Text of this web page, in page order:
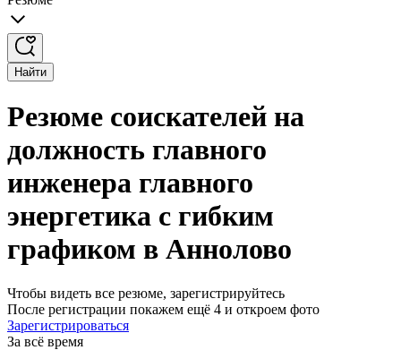
Найти
Резюме соискателей на
должность главного
инженера главного
энергетика с гибким
графиком в Аннолово
Чтобы видеть все резюме, зарегистрируйтесь
После регистрации покажем ещё 4 и откроем фото
Зарегистрироваться
За всё время